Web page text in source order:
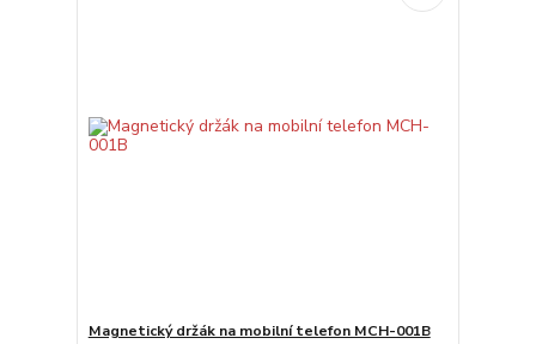
Magnetický držák na mobilní telefon MCH-001B